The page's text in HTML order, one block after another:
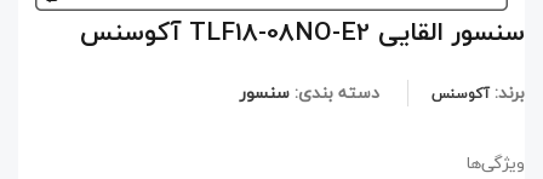
سنسور القایی TLF18-08NO-E2 آکوسنس
برند:آکوسنس دسته بندی: سنسور
ویژگی‌ها